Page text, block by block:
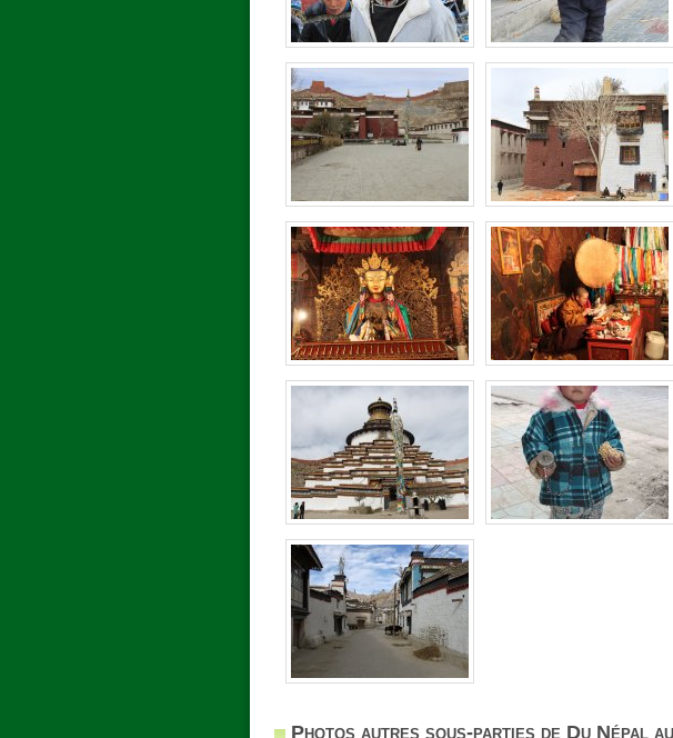
Photos autres sous-parties de Du Népal